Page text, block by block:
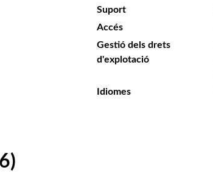
Suport
Accés
Gestió dels drets
d'explotació
Idiomes